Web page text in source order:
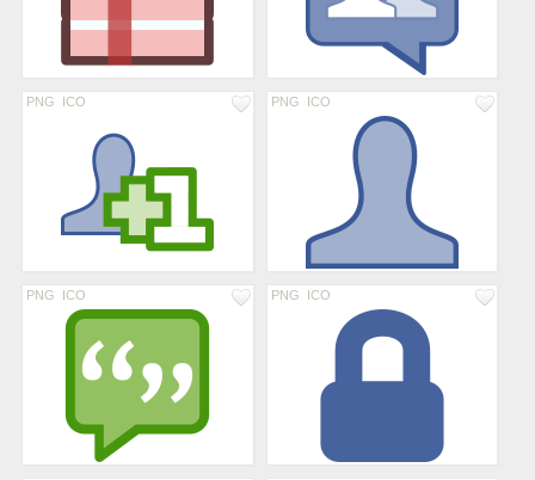
PNG ICO PNG ICO
PNG ICO PNG ICO